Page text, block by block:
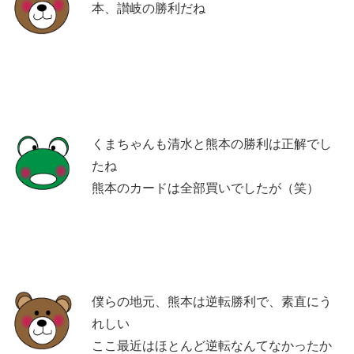
本、讃岐の勝利だね
くまちゃんも清水と熊本の勝利は正解でし
たね
熊本のカードは全部買いでしたが（笑）
僕らの地元、熊本は逆転勝利で、素直にう
れしい
ここ最近はほとんど逆転なんてなかったか